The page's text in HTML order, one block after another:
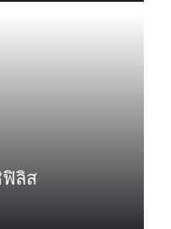
ฟิลิส